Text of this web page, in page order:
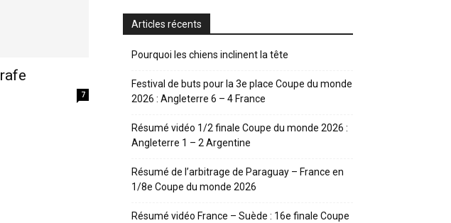
7
Articles récents
Pourquoi les chiens inclinent la tête
Festival de buts pour la 3e place Coupe du monde
2026 : Angleterre 6 – 4 France
Résumé vidéo 1/2 finale Coupe du monde 2026 :
Angleterre 1 – 2 Argentine
Résumé de l’arbitrage de Paraguay – France en
1/8e Coupe du monde 2026
Résumé vidéo France – Suède : 16e finale Coupe